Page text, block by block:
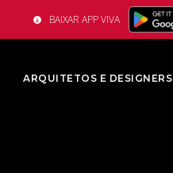
BAIXAR APP VIVA
ARQUITETOS E DESIGNERS